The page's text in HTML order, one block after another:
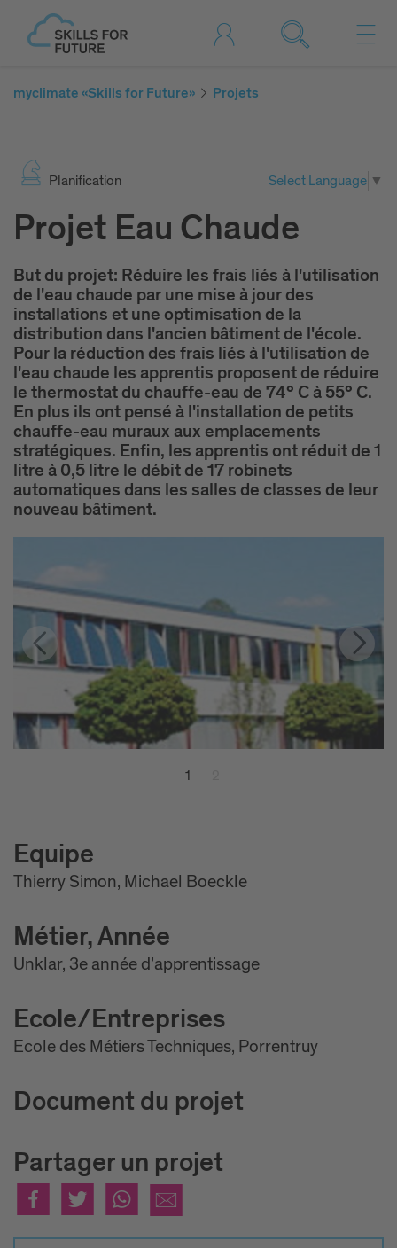
myclimate «Skills for Future» Projets
Pla­ni­fi­ca­tion Select Language ▼
Projet Eau Chaude
But du projet: Réduire les frais liés à l'utilisation
de l'eau chaude par une mise à jour des
installations et une optimisation de la
distribution dans l'ancien bâtiment de l'école.
Pour la réduction des frais liés à l'utilisation de
l'eau chaude les apprentis proposent de réduire
le thermostat du chauffe-eau de 74° C à 55° C.
En plus ils ont pensé à l'installation de petits
chauffe-eau muraux aux emplacements
stratégiques. Enfin, les apprentis ont réduit de 1
litre à 0,5 litre le débit de 17 robinets
automatiques dans les salles de classes de leur
nouveau bâtiment.
1
Equipe
Thierry Simon, Michael Boeckle
Métier, Année
Unklar, 3e année d’apprentissage
Ecole/Entreprises
Ecole des Métiers Techniques, Porrentruy
Document du projet
Partager un projet